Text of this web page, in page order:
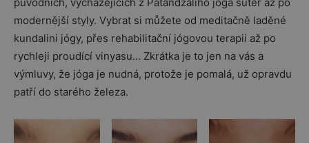
modernější styly. Vybrat si můžete od meditačně laděné
kundalini jógy, přes rehabilitační jógovou terapii až po
rychleji proudící vinyasu… Zkrátka je to jen na vás a
výmluvy, že jóga je nudná, protože je pomalá, už opravdu
patří do starého železa.